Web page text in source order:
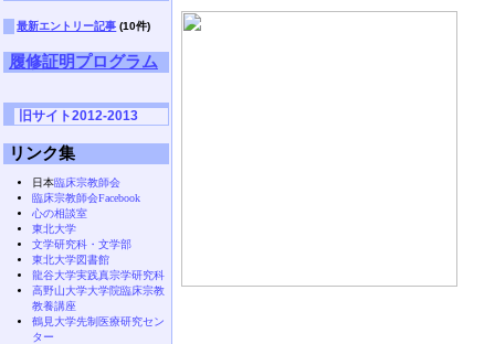
最新エントリー記事 (10件)
履修証明プログラム
旧サイト2012-2013
リンク集
日本臨床宗教師会
臨床宗教師会Facebook
心の相談室
東北大学
文学研究科・文学部
東北大学図書館
龍谷大学実践真宗学研究科
高野山大学大学院臨床宗教
教養講座
鶴見大学先制医療研究セン
ター